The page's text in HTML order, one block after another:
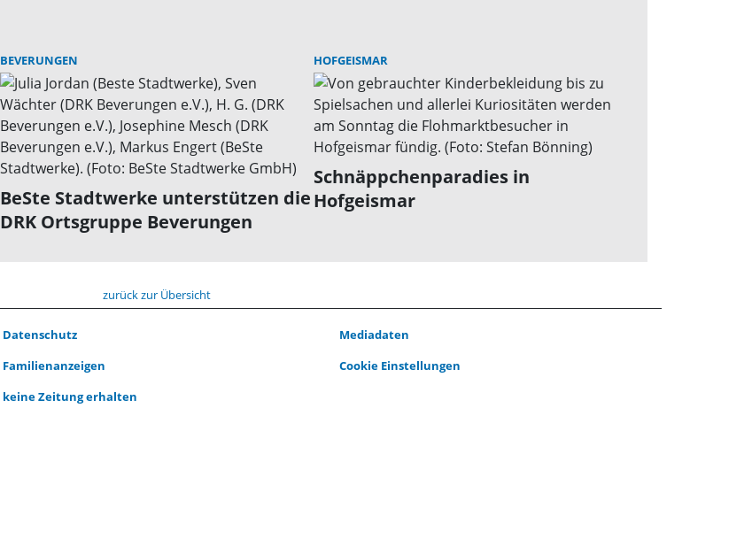
BEVERUNGEN
BeSte Stadtwerke unterstützen die
DRK Ortsgruppe Beverungen
HOFGEISMAR
Schnäppchenparadies in
Hofgeismar
zurück zur Übersicht
Datenschutz
Mediadaten
Familienanzeigen
Cookie Einstellungen
keine Zeitung erhalten